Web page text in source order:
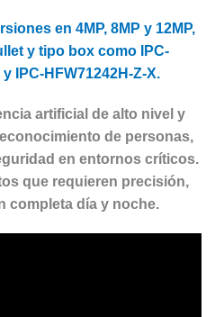
en 4MP, 8MP y 12MP,
y tipo box como IPC-
IPC-HFW71242H-Z-X.
artificial de alto nivel y
de personas,
en entornos críticos.
que requieren precisión,
completa día y noche.